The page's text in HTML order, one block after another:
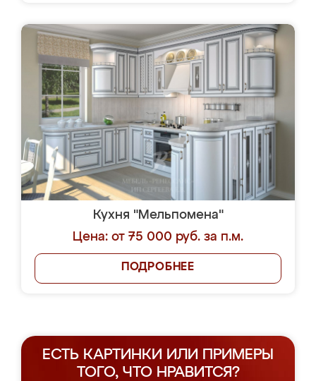
Кухня "Мельпомена"
Цена: от 75 000 руб. за п.м.
ПОДРОБНЕЕ
ЕСТЬ КАРТИНКИ ИЛИ ПРИМЕРЫ
ТОГО, ЧТО НРАВИТСЯ?